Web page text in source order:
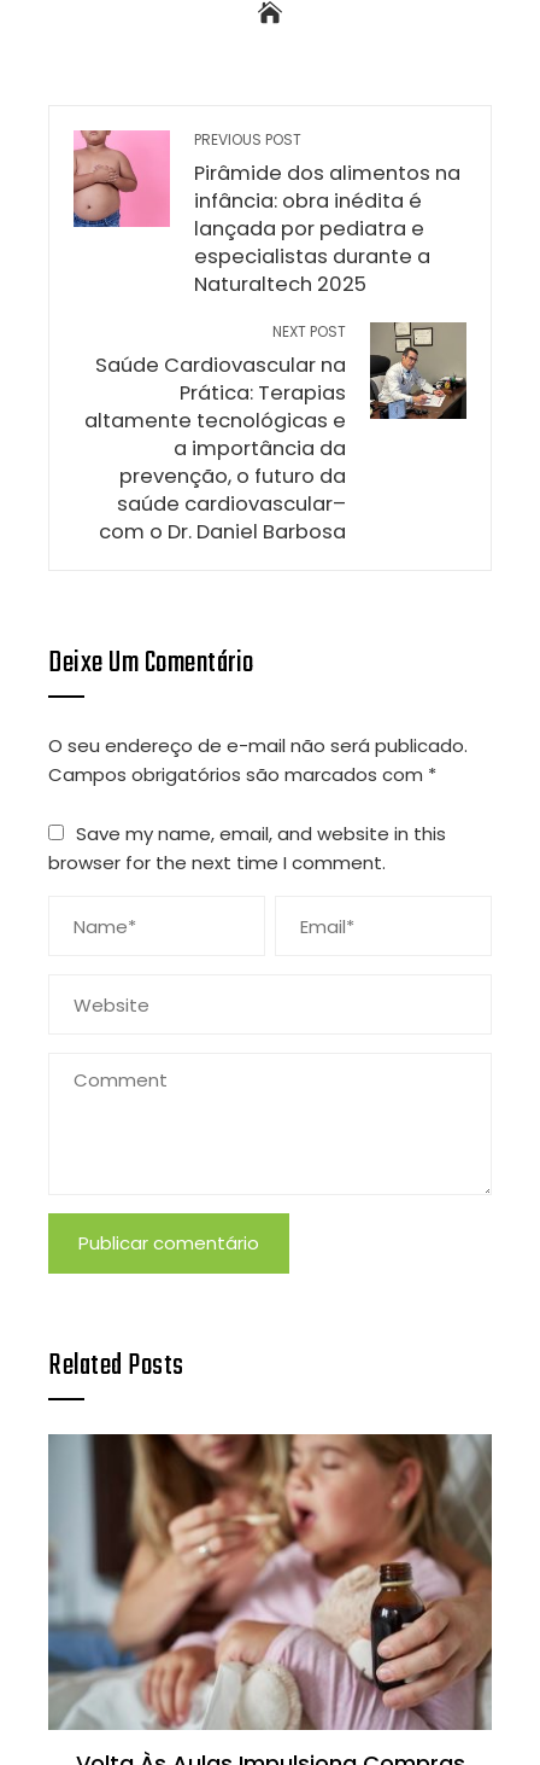
PREVIOUS POST
Pirâmide dos alimentos na
infância: obra inédita é
lançada por pediatra e
especialistas durante a
Naturaltech 2025
NEXT POST
Saúde Cardiovascular na
Prática: Terapias
altamente tecnológicas e
a importância da
prevenção, o futuro da
saúde cardiovascular–
com o Dr. Daniel Barbosa
Deixe Um Comentário
O seu endereço de e-mail não será publicado.
Campos obrigatórios são marcados com *
Save my name, email, and website in this
browser for the next time I comment.
Related Posts